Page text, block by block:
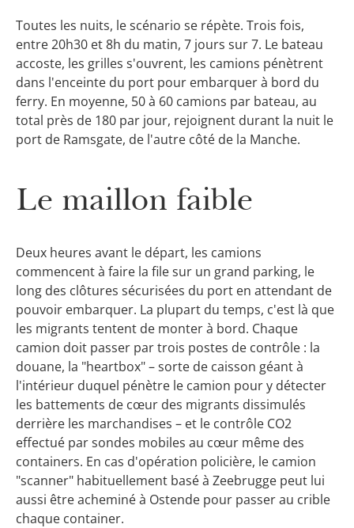
Toutes les nuits, le scénario se répète. Trois fois,
entre 20h30 et 8h du matin, 7 jours sur 7. Le bateau
accoste, les grilles s'ouvrent, les camions pénètrent
dans l'enceinte du port pour embarquer à bord du
ferry. En moyenne, 50 à 60 camions par bateau, au
total près de 180 par jour, rejoignent durant la nuit le
port de Ramsgate, de l'autre côté de la Manche.
Le maillon faible
Deux heures avant le départ, les camions
commencent à faire la file sur un grand parking, le
long des clôtures sécurisées du port en attendant de
pouvoir embarquer. La plupart du temps, c'est là que
les migrants tentent de monter à bord. Chaque
camion doit passer par trois postes de contrôle : la
douane, la "heartbox" – sorte de caisson géant à
l'intérieur duquel pénètre le camion pour y détecter
les battements de cœur des migrants dissimulés
derrière les marchandises – et le contrôle CO2
effectué par sondes mobiles au cœur même des
containers. En cas d'opération policière, le camion
"scanner" habituellement basé à Zeebrugge peut lui
aussi être acheminé à Ostende pour passer au crible
chaque container.